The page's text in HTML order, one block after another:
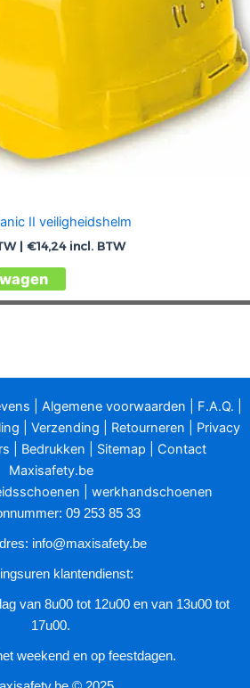
II veiligheidshelm
| €14,24incl. BTW
Dit
product
Deze
kan
gekozen
worden
de
Algemene voorwaarden F.A.Q.
Verzending Retourneren
Privacy
Bedrukken Sitemap
Contact
Maxisafety.be
werkhandschoenen
09 253 85 33
info@maxisafety.be
klantendienst:
van 8u00 tot 12u00 en van 13u00 tot
17u00.
weekend en op feestdagen.